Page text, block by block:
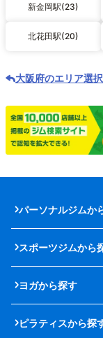
新金岡駅(23)
北花田駅(20)
大阪府のエリア選
パーソナルジムか
スポーツジムから
ヨガから探す
ピラティスから探